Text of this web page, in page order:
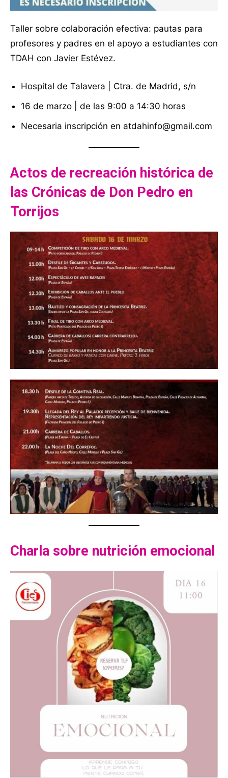
Taller sobre colaboración efectiva: pautas para
profesores y padres en el apoyo a estudiantes con
TDAH con Javier Estévez.
Hospital de Talavera | Ctra. de Madrid, s/n
16 de marzo | de las 9:00 a 14:30 horas
Necesaria inscripción en atdahinfo@gmail.com
Actos de recreación histórica de
las Crónicas de Don Pedro en
Torrijos
Charla sobre nutrición emocional